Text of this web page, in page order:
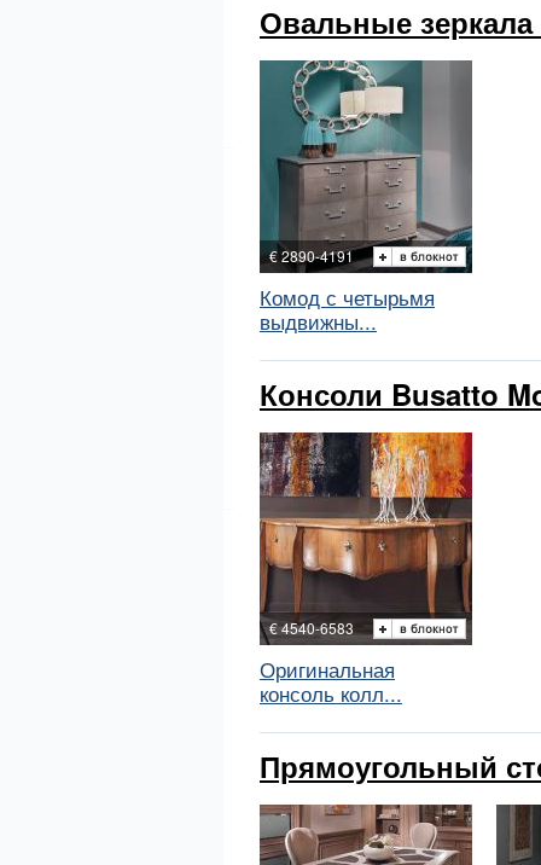
Овальные
€ 2890-4191
Комод с четырьмя
выдвижны...
Консоли Busatto
€ 4540-6583
Оригинальная
консоль колл...
Прямоугольный